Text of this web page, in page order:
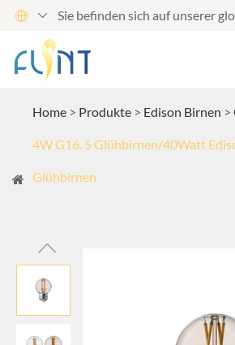
  Sie befinden sich auf unserer
Home Produkte Edison Birnen
4W G16. 5 Glühbirnen/40Watt
Glühbirnen